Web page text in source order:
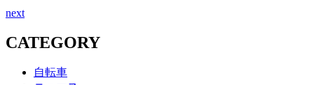
next
CATEGORY
自転車